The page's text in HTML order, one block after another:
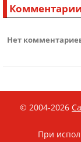
Комментарии
Нет
© 2004-2026
При